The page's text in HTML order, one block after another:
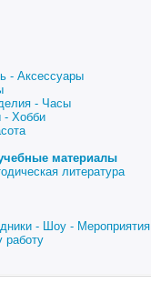
- Аксессуары
- Часы
- Хобби
материалы
литература
- Шоу - Мероприятия
работу